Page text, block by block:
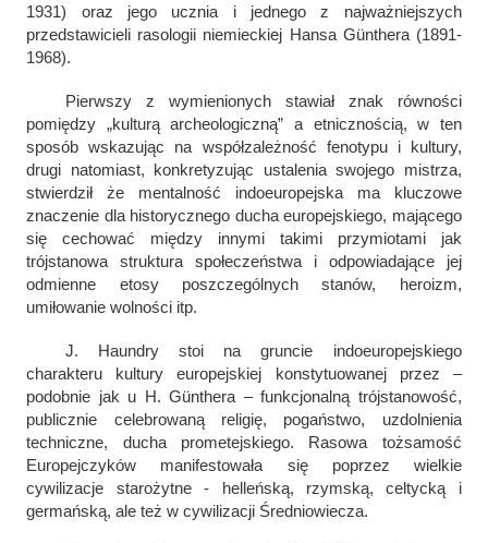
1931) oraz jego ucznia i jednego z najważniejszych
przedstawicieli rasologii niemieckiej Hansa Günthera (1891-
1968).
Pierwszy z wymienionych stawiał znak równości
pomiędzy „kulturą archeologiczną” a etnicznością, w ten
sposób wskazując na współzależność fenotypu i kultury,
drugi natomiast, konkretyzując ustalenia swojego mistrza,
stwierdził że mentalność indoeuropejska ma kluczowe
znaczenie dla historycznego ducha europejskiego, mającego
się cechować między innymi takimi przymiotami jak
trójstanowa struktura społeczeństwa i odpowiadające jej
odmienne etosy poszczególnych stanów, heroizm,
umiłowanie wolności itp.
J. Haundry stoi na gruncie indoeuropejskiego
charakteru kultury europejskiej konstytuowanej przez –
podobnie jak u H. Günthera – funkcjonalną trójstanowość,
publicznie celebrowaną religię, pogaństwo, uzdolnienia
techniczne, ducha prometejskiego. Rasowa tożsamość
Europejczyków manifestowała się poprzez wielkie
cywilizacje starożytne - helleńską, rzymską, celtycką i
germańską, ale też w cywilizacji Średniowiecza.